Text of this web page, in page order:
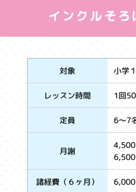
インクルそ
対象 小学
レッスン時間 1回
定員 6～7
月謝
諸経費（６ヶ月） 6,000